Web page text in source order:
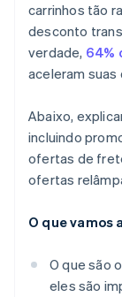
carrinhos tão
desconto
verdade, 64%
aceleram
Abaixo,
incluindo
ofertas de
ofertas
O que vamos
O que são
eles são